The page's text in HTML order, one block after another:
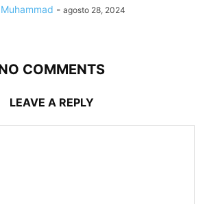
Muhammad - agosto 28, 2024
COMMENTS
LEAVE A REPLY